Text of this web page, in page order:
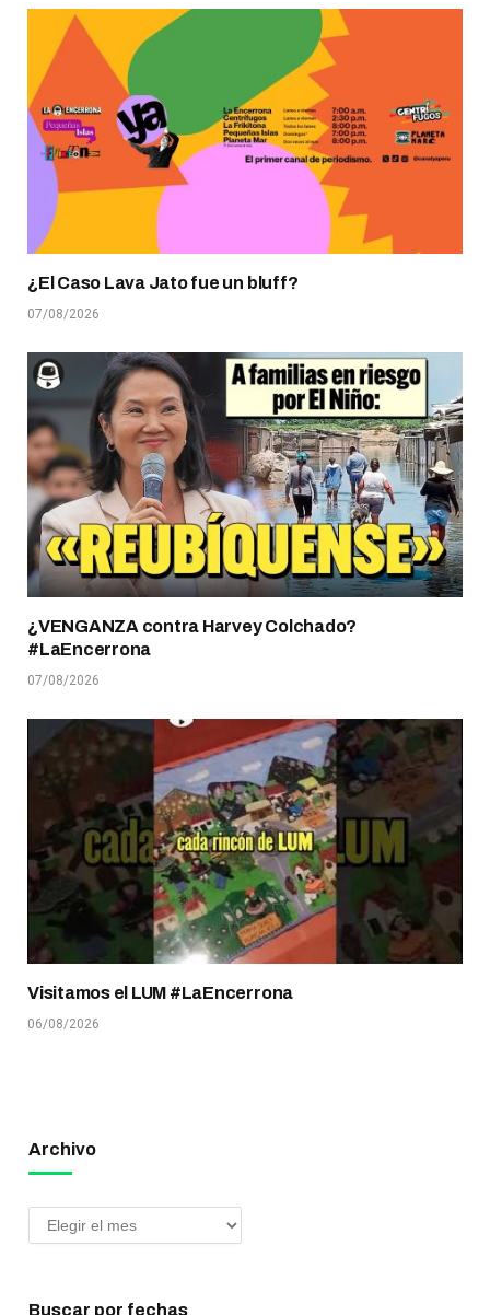
¿El Caso Lava Jato fue un bluff?
07/08/2026
¿VENGANZA contra Harvey Colchado?
#LaEncerrona
07/08/2026
Visitamos el LUM #LaEncerrona
06/08/2026
Archivo
Buscar por fechas